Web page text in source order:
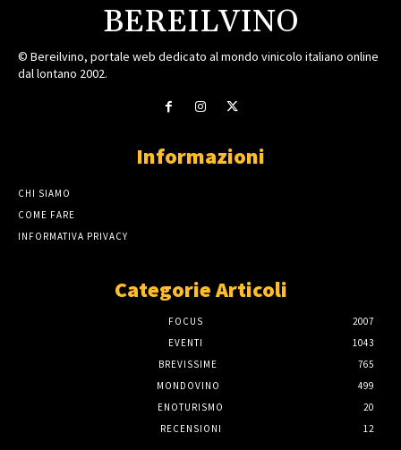
BEREILVINO
© Bereilvino, portale web dedicato al mondo vinicolo italiano online
dal lontano 2002.
Informazioni
CHI SIAMO
COME FARE
INFORMATIVA PRIVACY
Categorie Articoli
FOCUS
2007
EVENTI
1043
BREVISSIME
765
MONDOVINO
499
ENOTURISMO
20
RECENSIONI
12